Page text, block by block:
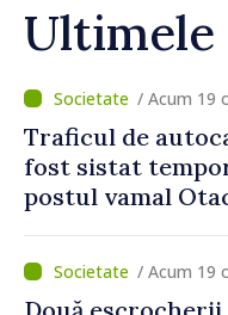
/ Acum 19
Traficul de
fost sistat
postul vamal
/ Acum 19